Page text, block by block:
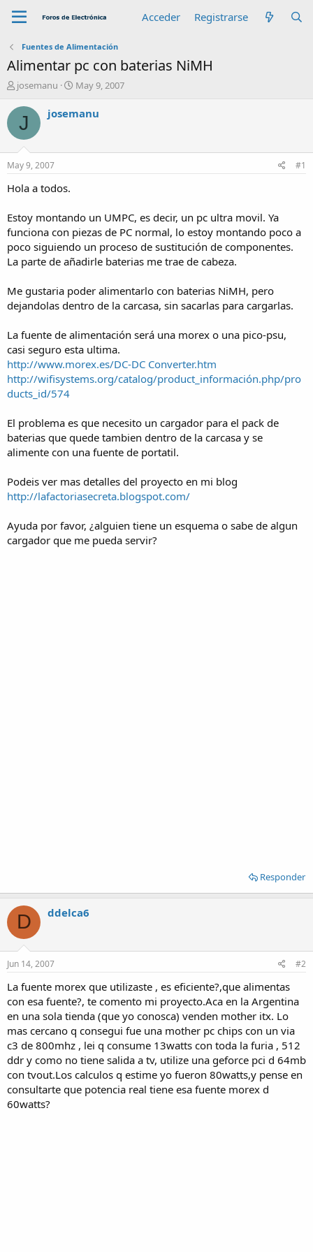
Acceder Registrarse
Fuentes de Alimentación
Alimentar pc con baterias NiMH
A
t
r
josemanu
F
c
i
o
May 9, 2007
J josemanu
May 9, 2007 #1
Hola a todos.
Estoy montando un UMPC, es decir, un pc ultra movil. Ya
funciona con piezas de PC normal, lo estoy montando poco a
poco siguiendo un proceso de sustitución de componentes.
La parte de añadirle baterias me trae de cabeza.
Me gustaria poder alimentarlo con baterias NiMH, pero
dejandolas dentro de la carcasa, sin sacarlas para cargarlas.
La fuente de alimentación será una morex o una pico-psu,
casi seguro esta ultima.
http://www.morex.es/DC-DC Converter.htm
http://wifisystems.org/catalog/product_información.php/pro
ducts_id/574
El problema es que necesito un cargador para el pack de
baterias que quede tambien dentro de la carcasa y se
alimente con una fuente de portatil.
Podeis ver mas detalles del proyecto en mi blog
http://lafactoriasecreta.blogspot.com/
Ayuda por favor, ¿alguien tiene un esquema o sabe de algun
cargador que me pueda servir?
Responder
D ddelca6
Jun 14, 2007 #2
La fuente morex que utilizaste , es eficiente?,que alimentas
con esa fuente?, te comento mi proyecto.Aca en la Argentina
en una sola tienda (que yo conosca) venden mother itx. Lo
mas cercano q consegui fue una mother pc chips con un via
c3 de 800mhz , lei q consume 13watts con toda la furia , 512
ddr y como no tiene salida a tv, utilize una geforce pci d 64mb
con tvout.Los calculos q estime yo fueron 80watts,y pense en
consultarte que potencia real tiene esa fuente morex d
60watts?